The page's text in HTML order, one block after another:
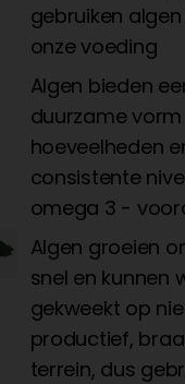
gebruiken
onze voeding
Algen bieden
duurzame
hoeveelheden
consistente
omega 3 -
Algen groeien
snel en kunnen
gekweekt op
productief,
terrein, dus